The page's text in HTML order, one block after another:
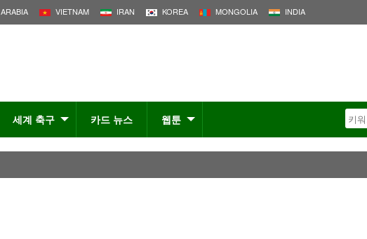
ARABIA VIETNAM IRAN KOREA MONGOLIA INDIA
세계 축구 카드 뉴스 웹툰